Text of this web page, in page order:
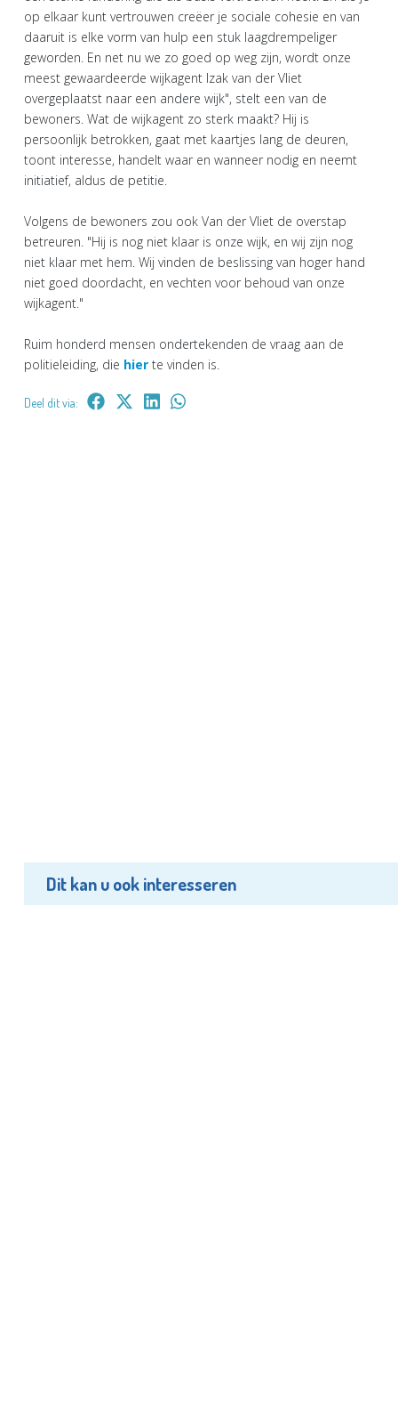
op elkaar kunt vertrouwen creëer je sociale cohesie en van
daaruit is elke vorm van hulp een stuk laagdrempeliger
geworden. En net nu we zo goed op weg zijn, wordt onze
meest gewaardeerde wijkagent Izak van der Vliet
overgeplaatst naar een andere wijk", stelt een van de
bewoners. Wat de wijkagent zo sterk maakt? Hij is
persoonlijk betrokken, gaat met kaartjes lang de deuren,
toont interesse, handelt waar en wanneer nodig en neemt
initiatief, aldus de petitie.
Volgens de bewoners zou ook Van der Vliet de overstap
betreuren. "Hij is nog niet klaar is onze wijk, en wij zijn nog
niet klaar met hem. Wij vinden de beslissing van hoger hand
niet goed doordacht, en vechten voor behoud van onze
wijkagent."
Ruim honderd mensen ondertekenden de vraag aan de
politieleiding, die hier te vinden is.
Deel dit via:
Dit kan u ook interesseren